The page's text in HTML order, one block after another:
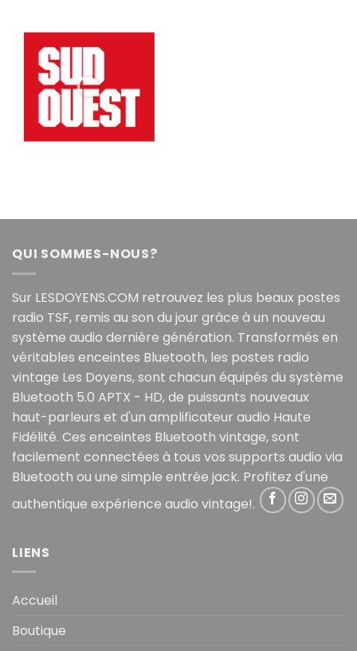
QUI SOMMES-NOUS?
Sur LESDOYENS.COM retrouvez les plus beaux postes
radio TSF, remis au son du jour grâce à un nouveau
système audio dernière génération. Transformés en
véritables enceintes Bluetooth, les postes radio
vintage Les Doyens, sont chacun équipés du système
Bluetooth 5.0 APTX - HD, de puissants nouveaux
haut-parleurs et d'un amplificateur audio Haute
Fidélité. Ces enceintes Bluetooth vintage, sont
facilement connectées à tous vos supports audio via
Bluetooth ou une simple entrée jack. Profitez d'une
authentique expérience audio vintage!.
LIENS
Accueil
Boutique